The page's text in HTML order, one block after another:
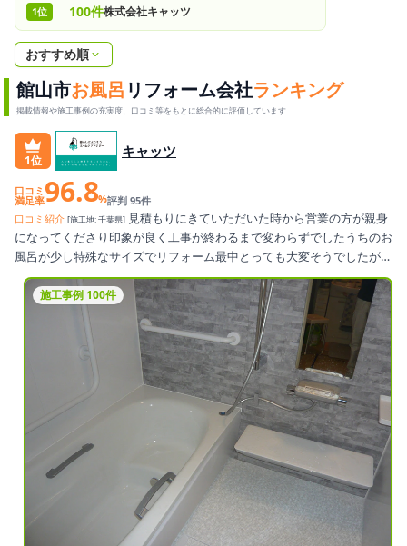
1位
100件株式会社キャッツ
おすすめ順
館山市お風呂 リフォーム会社ランキング
掲載情報や施工事例の充実度、口コミ等をもとに総合的に評価しています
1位
キャッツ
口コミ
満足率96.8%評判 95件
口コミ紹介 [施工地: 千葉県] 見積もりにきていただいた時から営業の方が親身
になってくださり印象が良く工事が終わるまで変わらずでしたうちのお
風呂が少し特殊なサイズでリフォーム最中とっても大変そうでしたが現
場監督さんや職人さんが初めから最後まですごく頑張ってくださり理想
どうりの仕上がりになりました。大満足ですまた違うリフォームもお願
いしたいです見積もり金額も他の所より同じものがとっても安かったで
すリフォーム中のお風呂代がでたのがとても助かりました他にもたくさ
施工事例 100件